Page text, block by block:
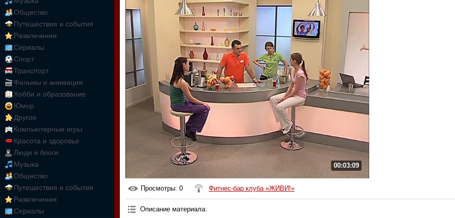
Общество
Путешествия и события
Развлечения
Сериалы
Спорт
Транспорт
Фильмы и анимация
Хобби и образование
Юмор
Другое
Компьютерные игры
Красота и здоровье
Люди и блоги
Музыка
Общество
Путешествия и события
Развлечения
Сериалы
00:03:09
Просмотры: 0 Фитнес-бар клуба «ЖИВИ!»
Описание материала: